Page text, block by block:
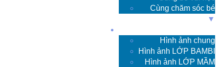
Cùng chăm sóc bé
▼
Hình ảnh chung
Hình ảnh LỚP BAMBI
Hình ảnh LỚP MẦM